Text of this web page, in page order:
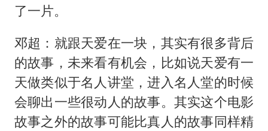
了一片。
邓超：就跟天爱在一块，其实有很多背后
的故事，未来看有机会，比如说天爱有一
天做类似于名人讲堂，进入名人堂的时候
会聊出一些很动人的故事。其实这个电影
故事之外的故事可能比真人的故事同样精